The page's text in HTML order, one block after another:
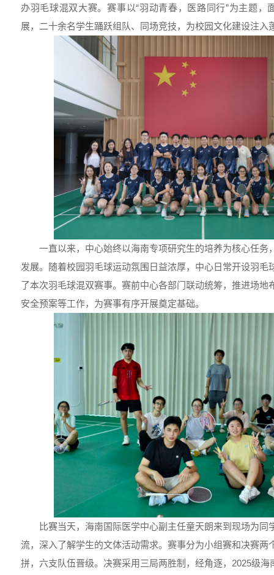
办羽毛球混双大赛。赛事以“羽动青春，医路同行”为主题，
展，二十余名学生踊跃组队、同场竞技，为校园文化建设注入
一直以来，中心始终以海南专项研究生的培养为核心任务
发展。随着校园羽毛球运动氛围日益浓厚，中心日常开设羽毛
了本次羽毛球混双赛事。赛前中心各部门联动统筹，推进场地
安全预案等工作，为赛事有序开展奠定基础。
比赛当天，海南国际医学中心副主任童天朗来到现场为同
流，深入了解学生的文体活动需求。赛事分为小组赛和决赛两
拼，六支队伍晋级。决赛采用三局两胜制，经角逐，2025级